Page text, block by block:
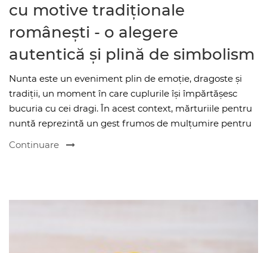
cu motive tradiționale
românești - o alegere
autentică și plină de simbolism
Nunta este un eveniment plin de emoție, dragoste și
tradiții, un moment în care cuplurile își împărtășesc
bucuria cu cei dragi. În acest context, mărturiile pentru
nuntă reprezintă un gest frumos de mulțumire pentru
Continuare